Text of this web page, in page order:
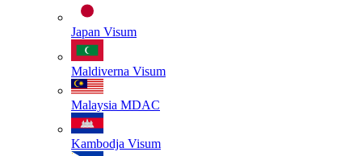
Japan Visum
Maldiverna Visum
Malaysia MDAC
Kambodja Visum